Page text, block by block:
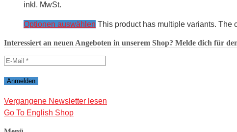
inkl. MwSt.
Optionen auswählen This product has multiple variants. The
Interessiert an neuen Angeboten in unserem Shop? Melde dich für
Vergangene Newsletter lesen
Go To English Shop